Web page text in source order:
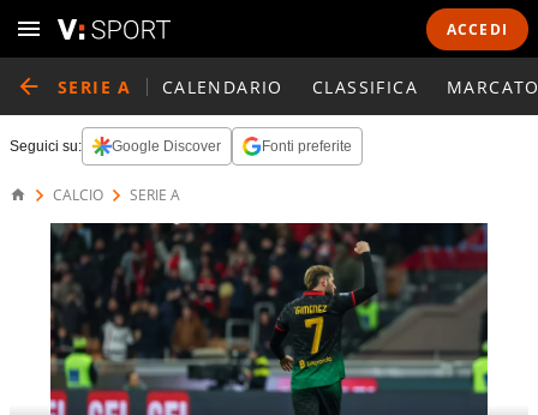
ACCEDI
SERIE A CALENDARIO CLASSIFICA
Seguici su: Google Discover Fonti preferite
CALCIO SERIE A